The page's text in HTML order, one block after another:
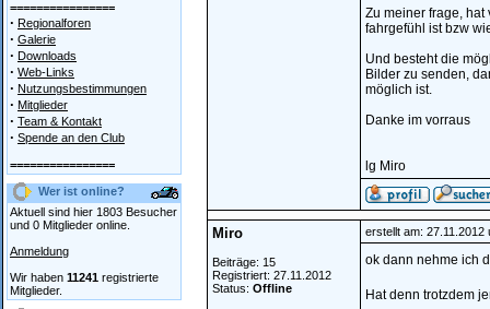
================
· Regionalforen
· Galerie
· Downloads
· Web-Links
· Nutzungsbestimmungen
· Mitglieder
· Team & Kontakt
· Spende an den Club
================
Wer ist online?
Aktuell sind hier 1803 Besucher
und 0 Mitglieder online.
Anmeldung
Wir haben 11241 registrierte
Mitglieder.
Zu meiner frage,
fahrgefühl ist bzw
Und besteht die
Bilder zu senden,
möglich ist.
Danke im vorraus
lg Miro
Miro
Beiträge: 15
Registriert: 27.11.2012
Status: Offline
erstellt am: 27.11.2012
ok dann nehme ich
Hat denn trotzdem